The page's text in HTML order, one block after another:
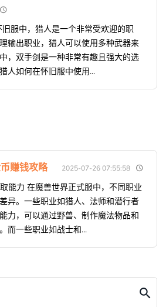
服中，猎人是一个非常受欢迎的职
输出职业，猎人可以使用多种武器来
，双手剑是一种非常有趣且强大的选
人如何在怀旧服中使用...
赚钱攻略 2025-07-26 07:55:58
能力 在魔兽世界正式服中，不同职业
异。一些职业如猎人、法师和潜行者
力，可以通过野兽、制作魔法物品和
而一些职业如战士和...